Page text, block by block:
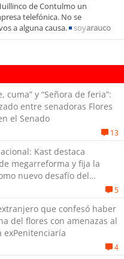
de Contulmo un
telefónica. No se
a alguna causa.
soyarauco
cuma” y “Señora de feria”:
entre senadoras Flores
el Senado
13
Kast destaca
megarreforma y fija la
nuevo desafío del
5
que confesó haber
del flores con amenazas al
exPenitenciaría
4